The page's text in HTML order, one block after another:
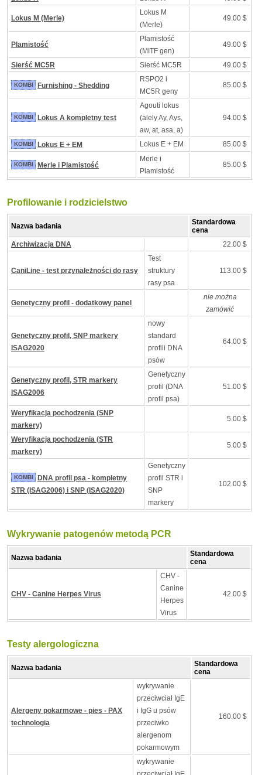
Lokus M (Merle)
Lokus M
(Merle)
49.00 $
Plamistość
Plamistość
(MITF gen)
49.00 $
Sierść MC5R Sierść MC5R 49.00 $
KOMBI Furnishing - Shedding
RSPO2 i
MC5R geny
85.00 $
KOMBI Lokus A kompletny test
Agouti lokus
(alely Ay, Ays,
aw, at, asa, a)
94.00 $
KOMBI Lokus E + EM Lokus E + EM 85.00 $
KOMBI Merle i Plamistość
Merle i
Plamistość
85.00 $
Profilowanie i rodzicielstwo
Nazwa badania
Standardowa
cena
Archiwizacja DNA
22.00 $
CaniLine - test przynależności do rasy
Test
struktury
rasy psa
113.00 $
Genetyczny profil - dodatkowy panel
nie można
zamówić
Genetyczny profil, SNP markery
ISAG2020
nowy
standard
profili DNA
psów
64.00 $
Genetyczny profil, STR markery
ISAG2006
Genetyczny
profil (DNA
profil psa)
51.00 $
Weryfikacja pochodzenia (SNP
markery)
5.00 $
Weryfikacja pochodzenia (STR
markery)
5.00 $
KOMBI
DNA profil psa - kompletny
STR (ISAG2006) i SNP (ISAG2020)
Genetyczny
profil STR i
SNP
markery
102.00 $
Wykrywanie patogenów metodą PCR
Nazwa badania
Standardowa
cena
CHV - Canine Herpes Virus
CHV -
Canine
Herpes
Virus
42.00 $
Testy alergologiczna
Nazwa badania
Standardowa
cena
Alergeny pokarmowe - pies - PAX
technologia
wykrywanie
przeciwciał IgE
i IgG u psów
przeciwko
alergenom
pokarmowym
160.00 $
wykrywanie